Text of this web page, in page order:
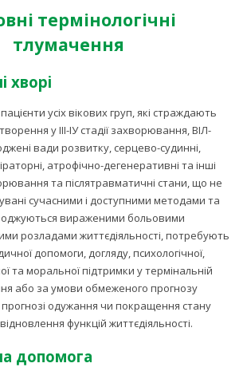
термінологічні
тлумачення
хворі
усіх вікових груп, які страждають
у ІІІ-ІУ стадії захворювання, ВІЛ-
вади розвитку, серцево-судинні,
атрофічно-дегенеративні та інші
та післятравматичні стани, що не
сучасними і доступними методами та
вираженими больовими
розладами життєдіяльності, потребують
допомоги, догляду, психологічної,
та моральної підтримки у термінальній
або за умови обмеженого прогнозу
одужання чи покращення стану
функцій життєдіяльності.
допомога